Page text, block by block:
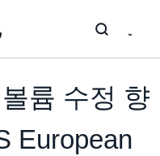
륨 수정 향
European